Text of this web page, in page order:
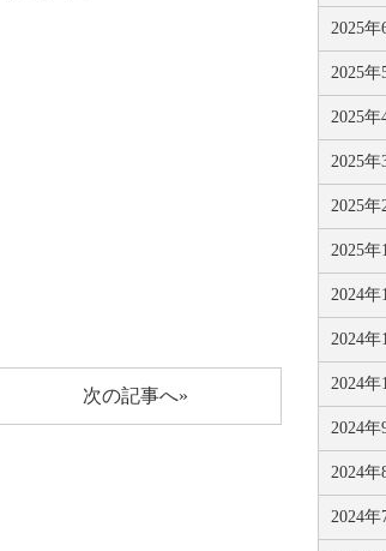
次の記事へ»
2025年
2025年
2025年
2025年
2025年
2025年
2024年
2024年
2024年
2024年
2024年
2024年